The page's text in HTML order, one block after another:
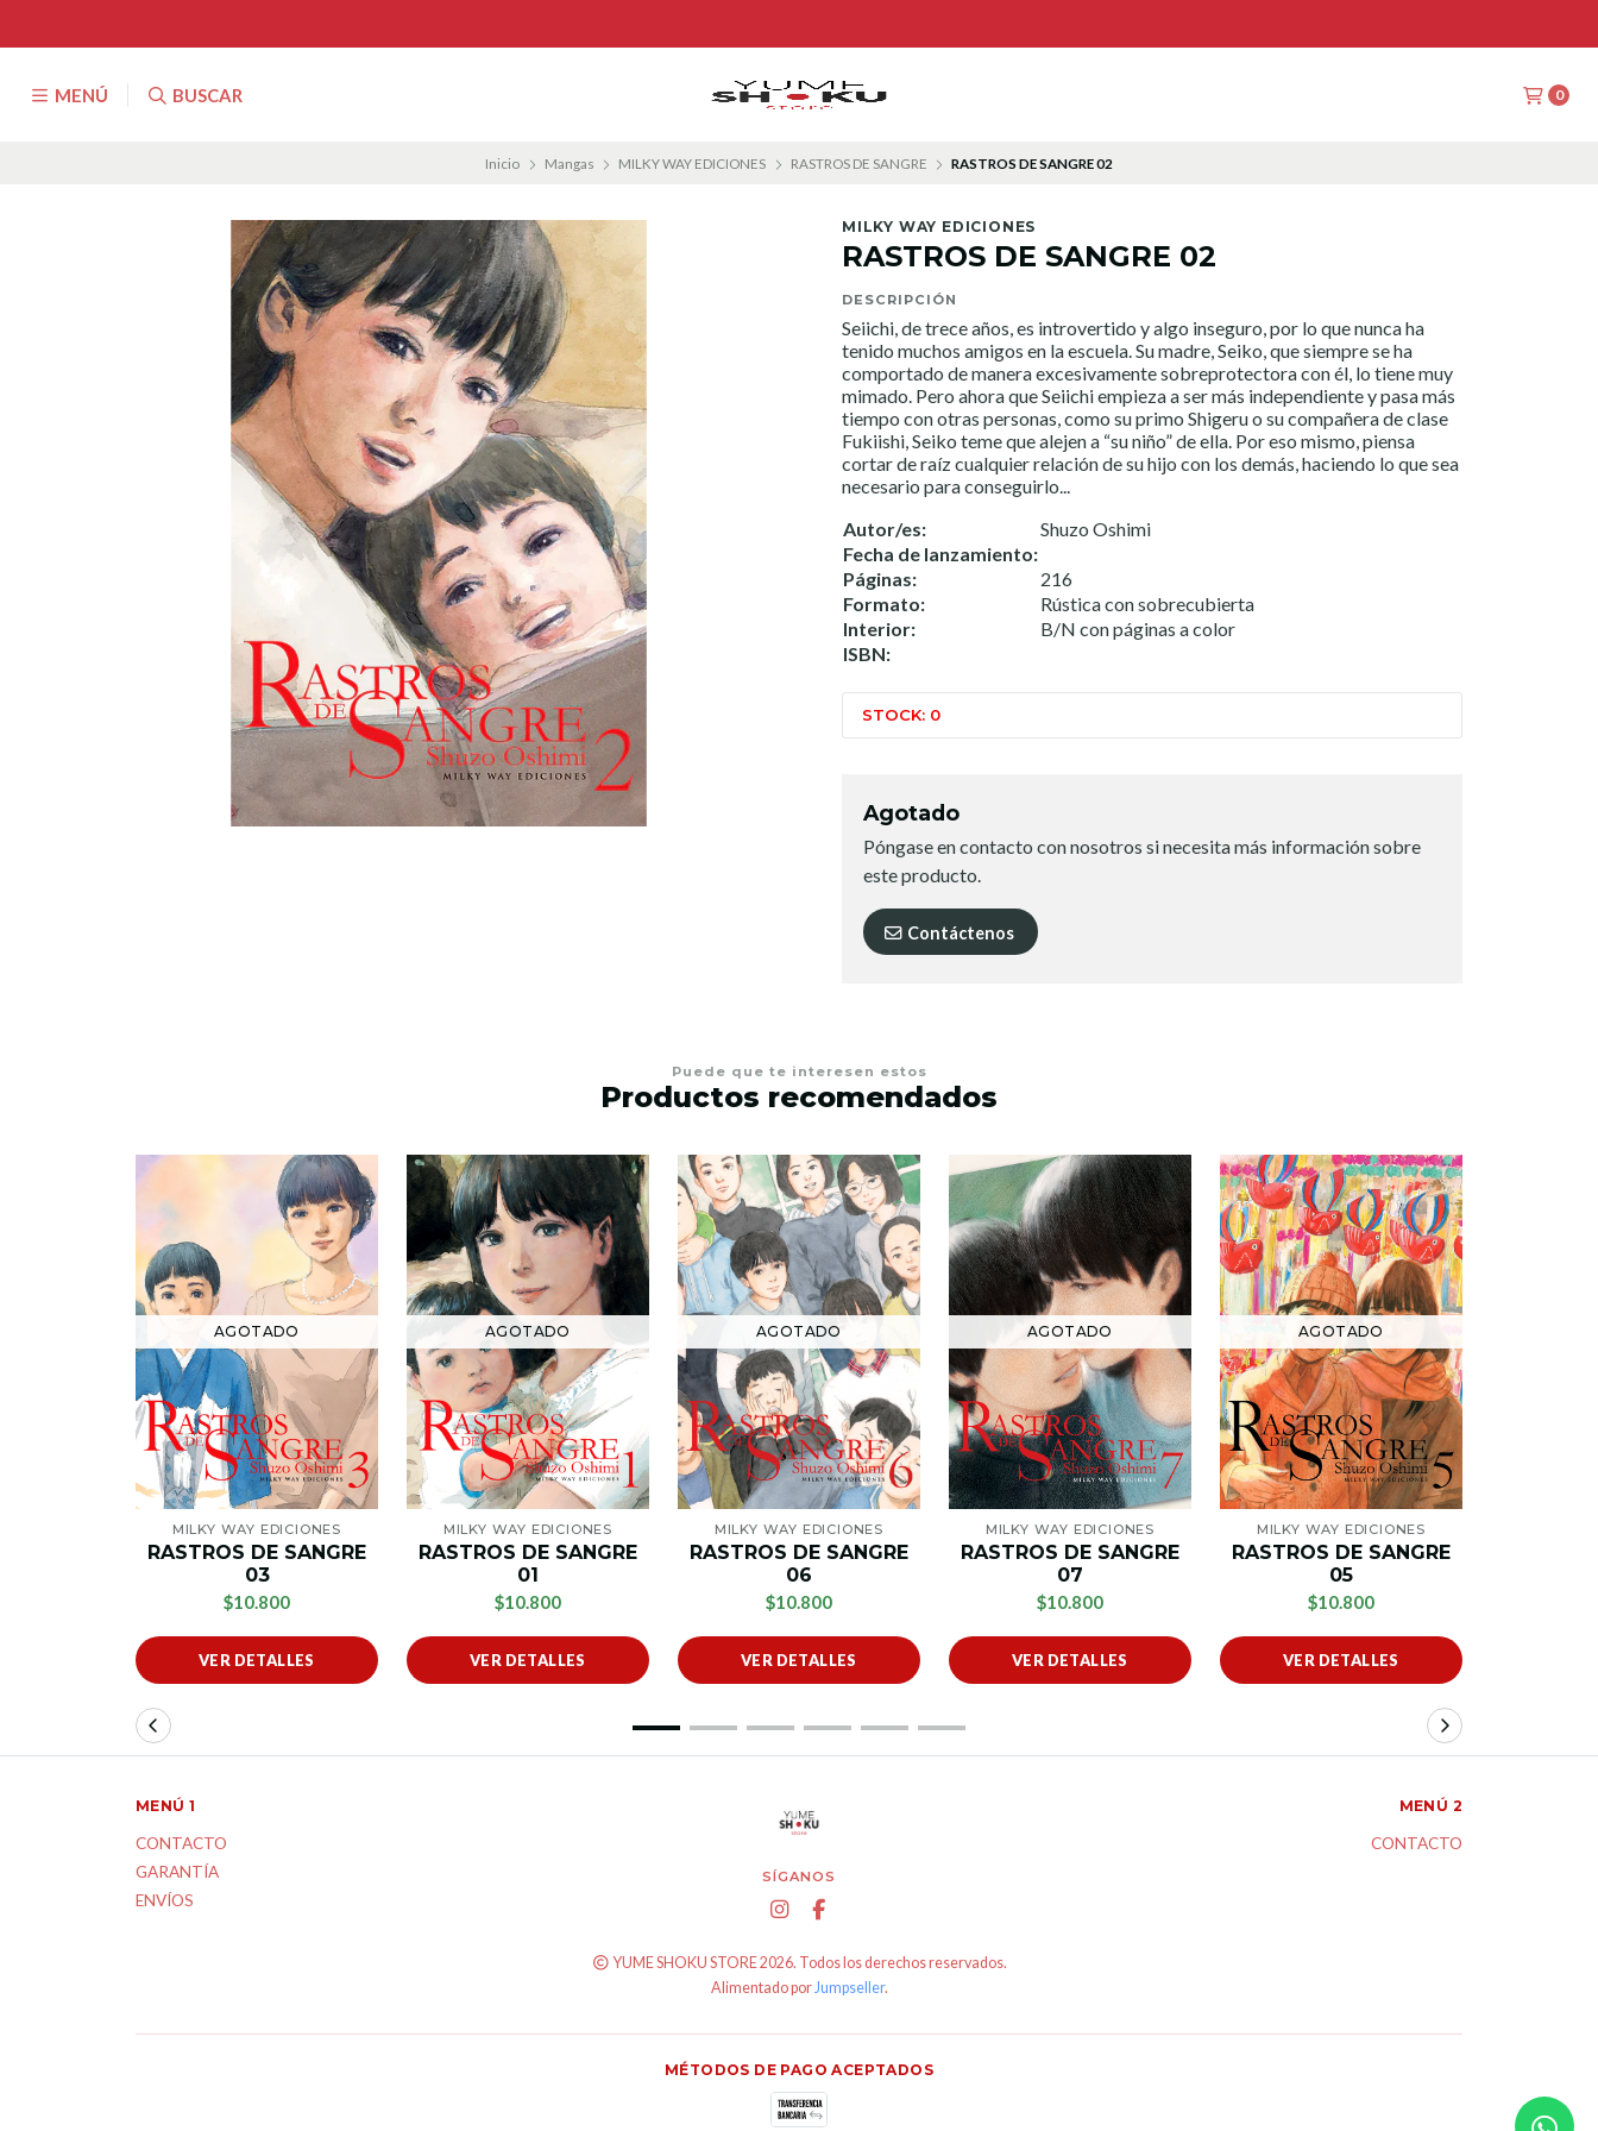
MENÚ BUSCAR 0
Inicio Mangas MILKY WAY EDICIONES RASTROS DE SANGRE RASTROS DE SANGRE 02
MILKY WAY EDICIONES
RASTROS DE SANGRE 02
DESCRIPCIÓN
Seiichi, de trece años, es introvertido y algo inseguro, por lo que nunca ha
tenido muchos amigos en la escuela. Su madre, Seiko, que siempre se ha
comportado de manera excesivamente sobreprotectora con él, lo tiene muy
mimado. Pero ahora que Seiichi empieza a ser más independiente y pasa más
tiempo con otras personas, como su primo Shigeru o su compañera de clase
Fukiishi, Seiko teme que alejen a “su niño” de ella. Por eso mismo, piensa
cortar de raíz cualquier relación de su hijo con los demás, haciendo lo que sea
necesario para conseguirlo...
Autor/es:
Shuzo Oshimi
Fecha de lanzamiento:
Páginas:
216
Formato:
Rústica con sobrecubierta
Interior:
B/N con páginas a color
ISBN:
STOCK: 0
Agotado
Póngase en contacto con nosotros si necesita más información sobre
este producto.
Contáctenos
Puede que te interesen estos
Productos recomendados
AGOTADO
MILKY WAY EDICIONES
RASTROS DE SANGRE
03
$10.800
VER DETALLES
AGOTADO
MILKY WAY EDICIONES
RASTROS DE SANGRE
01
$10.800
VER DETALLES
AGOTADO
MILKY WAY EDICIONES
RASTROS DE SANGRE
06
$10.800
VER DETALLES
AGOTADO
MILKY WAY EDICIONES
RASTROS DE SANGRE
07
$10.800
VER DETALLES
AGOTADO
MILKY WAY EDICIONES
RASTROS DE SANGRE
05
$10.800
VER DETALLES
SÍGANOS
YUME SHOKU STORE 2026. Todos los derechos reservados.
Alimentado por Jumpseller.
MENÚ 1
CONTACTO
GARANTÍA
ENVÍOS
MENÚ 2
CONTACTO
MÉTODOS DE PAGO ACEPTADOS